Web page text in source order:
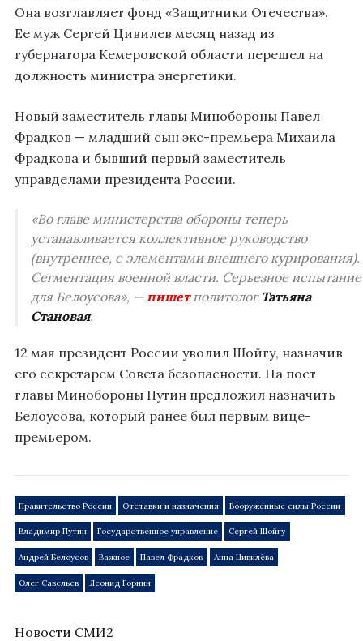
Она возглавляет фонд «Защитники Отечества».
Ее муж Сергей Цивилев месяц назад из
губернатора Кемеровской области перешел на
должность министра энергетики.
Новый заместитель главы Минобороны Павел
Фрадков — младший сын экс-премьера Михаила
Фрадкова и бывший первый заместитель
управделами президента России.
«Во главе министерства обороны теперь
устанавливается коллективное руководство
(внутреннее, с элементами внешнего курирования).
Сегментация военной власти. Серьезное испытание
для Белоусова», — пишетполитолог Татьяна
Становая.
12 мая президент России уволил Шойгу, назначив
его секретарем Совета безопасности. На пост
главы Минобороны Путин предложил назначить
Белоусова, который ранее был первым вице-
премьером.
Правительство России Отставки и назначения Вооруженные силы России
Владимир Путин Государственное управление Сергей Шойгу
Андрей Белоусов Важное Павел Фрадков Анна Цивилёва
Олег Савельев Леонид Горнин
Новости СМИ2